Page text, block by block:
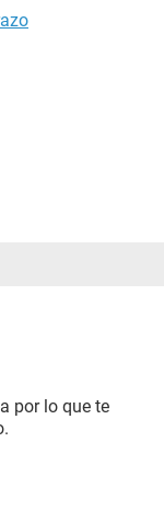
por lo que te